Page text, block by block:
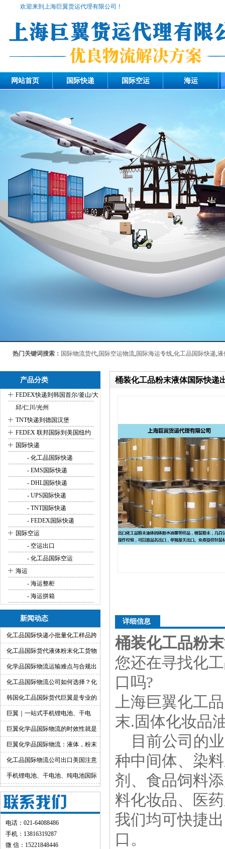
欢迎来到上海巨翼货运代理有限公司！
网站首页 国际快递 国际空运 海运
热门关键词搜索： 国际物流货代,国际空运物流,国际海运专线,化工品国际快递,液
产品分类
+ FEDEX快递到韩国首尔/釜山/大
邱/仁川/光州
+ TNT快递到德国汉堡
+ FEDEX 联邦国际到美国纽约
+ 国际快递
- 化工品国际快递
- EMS国际快递
- DHL国际快递
- UPS国际快递
- TNT国际快递
- FEDEX国际快递
+ 国际空运
- 空运出口
- 化工品国际空运
+ 海运
- 海运整柜
- 海运拼箱
新闻动态
化工品国际快递小批量化工样品跨
境运输渠道
化工品国际货代液体粉末化工货物
出口运输服务
化学品国际物流运输难点与合规出
货渠道详解
化工品国际物流公司如何选择？化
工货物跨境物流解决方案
韩国化工品国际货代巨翼是专业的
巨翼｜一站式手机锂电池、干电
池、纯电池国际快递出口
巨翼化学品国际物流的时效性就是
快！巨翼化学品国际物流：液体，粉末
均可邮寄
化工品国际物流公司出口美国注意
事项
手机锂电池、干电池、纯电池国际
快递出口：品类特色+全运输方式详
解
电话：021-64088486
手机：13816319287
微 信：15221848446
桶装化工品粉末液体国际快递
详细信息
桶装化工品粉
您还在寻找化
口吗?
上海巨翼化工
末.固体化妆品
目前公司的业
种中间体、染
剂、食品饲料
料化妆品、医
我们均可快捷
口。